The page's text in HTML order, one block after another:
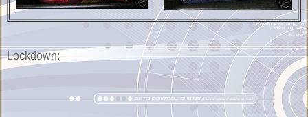
Lockdown: